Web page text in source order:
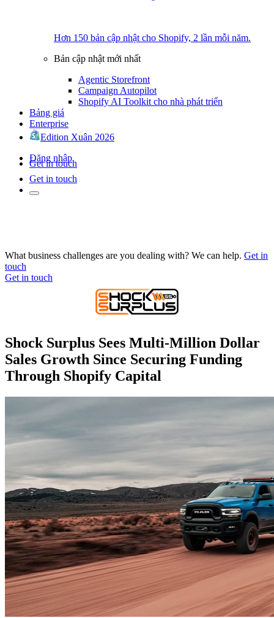
Hơn 150 bản cập nhật cho Shopify, 2 lần mỗi năm.
Bản cập nhật mới nhất
Agentic Storefront
Campaign Autopilot
Shopify AI Toolkit cho nhà phát triển
Bảng giá
Enterprise
Edition Xuân 2026
Đăng nhập
Get in touch
Get in touch
What business challenges are you dealing with? We can help. Get in
touch
Get in touch
Shock Surplus Sees Multi-Million Dollar
Sales Growth Since Securing Funding
Through Shopify Capital